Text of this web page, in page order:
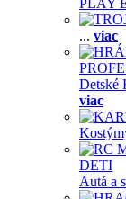
PLAY
... viac
Detské
viac
DETI
Autá a